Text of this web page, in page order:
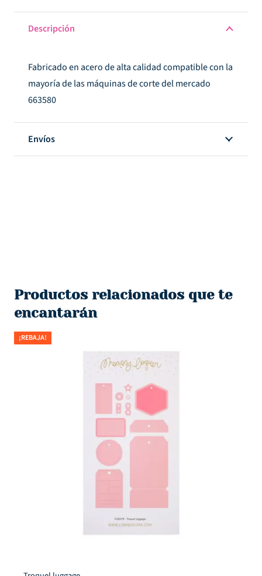
cantidad
Descripción
Fabricado en acero de alta calidad compatible con la
mayoría de las máquinas de corte del mercado
663580
Envíos
Productos relacionados que te
encantarán
¡REBAJA!